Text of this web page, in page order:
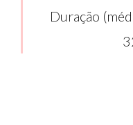
Duração